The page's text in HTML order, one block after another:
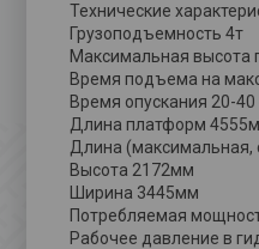
Технические
Грузоподъемность 4т
Максимальная
Время подъема на
Время опускания 20-40
Длина платформ
Длина
Высота 2172мм
Ширина 3445мм
Потребляемая
Рабочее давление в